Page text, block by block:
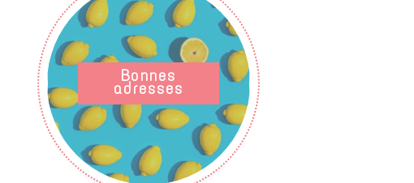
Bonnes
adresses